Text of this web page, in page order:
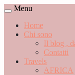
Menu
Home
Chi sono
Il blog ,
Contatti
Travels
AFRICA